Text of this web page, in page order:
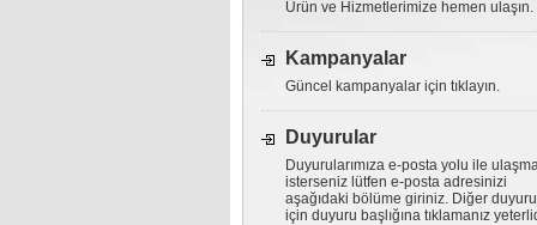
Ürün ve Hizmetlerimize hemen ulaşın.
Kampanyalar
Güncel kampanyalar için tıklayın.
Duyurular
Duyurularımıza e-posta yolu ile
isterseniz lütfen e-posta adresinizi
aşağıdaki bölüme giriniz. Diğer
için duyuru başlığına tıklamanız